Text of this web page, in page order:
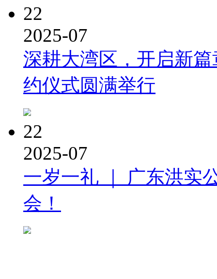
22
2025-07
深耕大湾区，开启新
约仪式圆满举行
22
2025-07
一岁一礼 ｜ 广东洪实
会！